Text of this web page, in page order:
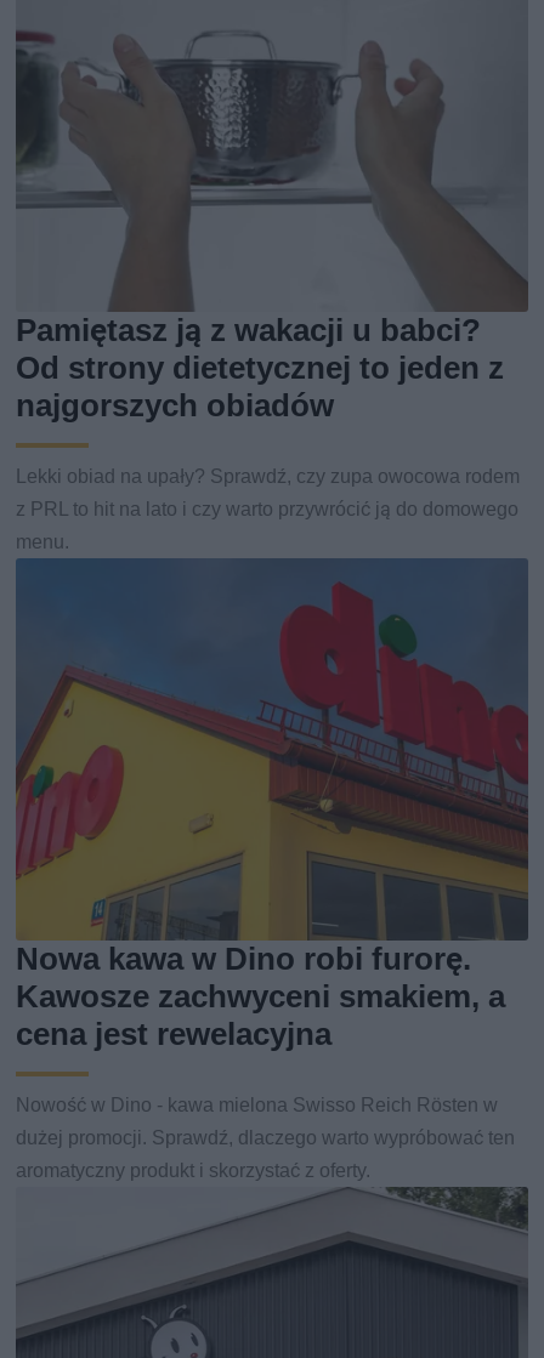
Pamiętasz ją z wakacji u babci?
Od strony dietetycznej to jeden z
najgorszych obiadów
Lekki obiad na upały? Sprawdź, czy zupa owocowa rodem
z PRL to hit na lato i czy warto przywrócić ją do domowego
menu.
Nowa kawa w Dino robi furorę.
Kawosze zachwyceni smakiem, a
cena jest rewelacyjna
Nowość w Dino - kawa mielona Swisso Reich Rösten w
dużej promocji. Sprawdź, dlaczego warto wypróbować ten
aromatyczny produkt i skorzystać z oferty.